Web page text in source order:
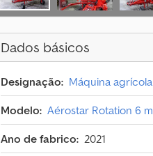
Dados básicos
Designação: Máquina agrícola
Modelo: Aérostar Rotation 6 m
Ano de fabrico: 2021